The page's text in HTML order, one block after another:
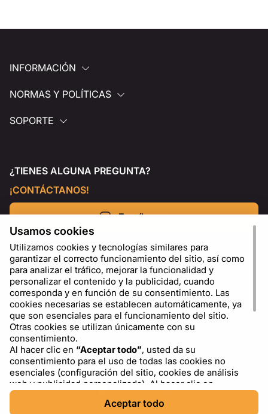
INFORMACIÓN
NORMAS Y POLÍTICAS
SOPORTE
¿TIENES ALGUNA PREGUNTA?
¡CONTÁCTANOS!
Escríbenos
ES USD - US Dollar ($)
Usamos cookies
Utilizamos cookies y tecnologías similares para
garantizar el correcto funcionamiento del sitio, así como
para analizar el tráfico, mejorar la funcionalidad y
personalizar el contenido y la publicidad, cuando
corresponda y en función de su consentimiento. Las
cookies necesarias se establecen automáticamente, ya
que son esenciales para el funcionamiento del sitio.
Otras cookies se utilizan únicamente con su
consentimiento.
Al hacer clic en “Aceptar todo”, usted da su
consentimiento para el uso de todas las cookies no
esenciales (configuración del sitio, cookies de análisis
web y publicidad personalizada). Al hacer clic en
“Rechazar todo”
las cookies necesarias. Al hacer clic en
Aceptar todo